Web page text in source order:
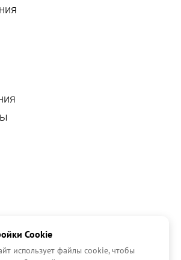
Cookie
использует файлы cookie, чтобы